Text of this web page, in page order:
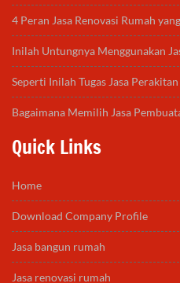
4 Peran Jasa Renovasi Rumah
Inilah Untungnya Menggunakan
Seperti Inilah Tugas Jasa
Bagaimana Memilih Jasa
Quick Links
Home
Download Company Profile
Jasa bangun rumah
Jasa renovasi rumah